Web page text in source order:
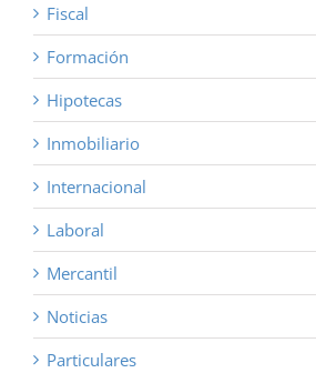
Fiscal
Formación
Hipotecas
Inmobiliario
Internacional
Laboral
Mercantil
Noticias
Particulares